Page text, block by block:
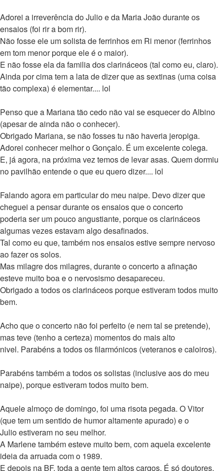
Adorei a irreverência do Julio e da Maria João durante os
ensaios (foi rir a bom rir).
Não fosse ele um solista de ferrinhos em Ri menor (ferrinhos
em tom menor porque ele é o maior).
E não fosse ela da familia dos clarináceos (tal como eu, claro).
Ainda por cima tem a lata de dizer que as sextinas (uma coisa
tão complexa) é elementar.... lol
Penso que a Mariana tão cedo não vai se esquecer do Albino
(apesar de ainda não o conhecer).
Obrigado Mariana, se não fosses tu não haveria jeropiga.
Adorei conhecer melhor o Gonçalo. É um excelente colega.
E, já agora, na próxima vez temos de levar asas. Quem dormiu
no pavilhão entende o que eu quero dizer.... lol
Falando agora em particular do meu naipe. Devo dizer que
cheguei a pensar durante os ensaios que o concerto
poderia ser um pouco angustiante, porque os clarináceos
algumas vezes estavam algo desafinados.
Tal como eu que, também nos ensaios estive sempre nervoso
ao fazer os solos.
Mas milagre dos milagres, durante o concerto a afinação
esteve muito boa e o nervosismo desapareceu.
Obrigado a todos os clarináceos porque estiveram todos muito
bem.
Acho que o concerto não foi perfeito (e nem tal se pretende),
mas teve (tenho a certeza) momentos do mais alto
nivel. Parabéns a todos os filarmónicos (veteranos e caloiros).
Parabéns também a todos os solistas (inclusive aos do meu
naipe), porque estiveram todos muito bem.
Aquele almoço de domingo, foi uma risota pegada. O Vitor
(que tem um sentido de humor altamente apurado) e o
Julio estiveram no seu melhor.
A Marlene também esteve muito bem, com aquela excelente
ideia da arruada com o 1989.
E depois na BF, toda a gente tem altos cargos. É só doutores,